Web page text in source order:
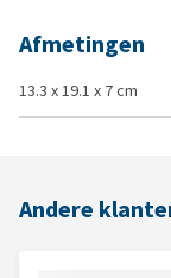
Afmetingen
13.3 x 19.1 x 7 cm
Andere